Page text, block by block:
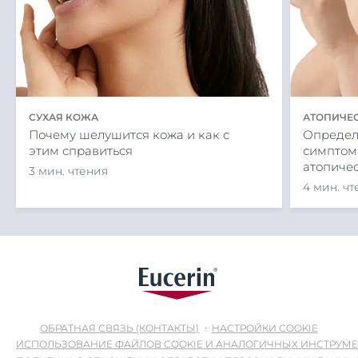
СУХАЯ КОЖА
Почему шелушится кожа и как с
этим справиться
3 мин. чтения
4 мин.
ОБРАТНАЯ СВЯЗЬ (КОНТАКТЫ)
НАСТРОЙКИ COOKIE
ИСПОЛЬЗОВАНИЕ ФАЙЛОВ COOKIE И АНАЛОГИЧНЫХ